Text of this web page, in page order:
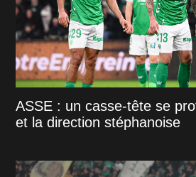
ASSE : un casse-tête se
et la direction stéphanoise